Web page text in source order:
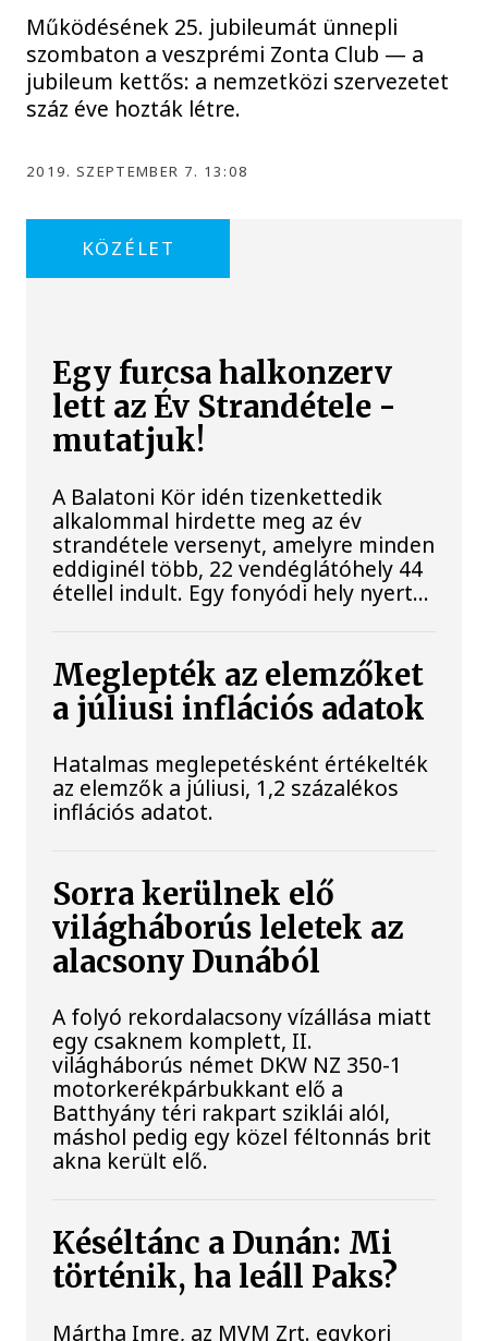
Működésének 25. jubileumát ünnepli
szombaton a veszprémi Zonta Club — a
jubileum kettős: a nemzetközi szervezetet
száz éve hozták létre.
2019. SZEPTEMBER 7. 13:08
KÖZÉLET
Egy furcsa halkonzerv
lett az Év Strandétele -
mutatjuk!
A Balatoni Kör idén tizenkettedik
alkalommal hirdette meg az év
strandétele versenyt, amelyre minden
eddiginél több, 22 vendéglátóhely 44
étellel indult. Egy fonyódi hely nyert...
Meglepték az elemzőket
a júliusi inflációs adatok
Hatalmas meglepetésként értékelték
az elemzők a júliusi, 1,2 százalékos
inflációs adatot.
Sorra kerülnek elő
világháborús leletek az
alacsony Dunából
A folyó rekordalacsony vízállása miatt
egy csaknem komplett, II.
világháborús német DKW NZ 350-1
motorkerékpárbukkant elő a
Batthyány téri rakpart sziklái alól,
máshol pedig egy közel féltonnás brit
akna került elő.
Késéltánc a Dunán: Mi
történik, ha leáll Paks?
Mártha Imre, az MVM Zrt. egykori